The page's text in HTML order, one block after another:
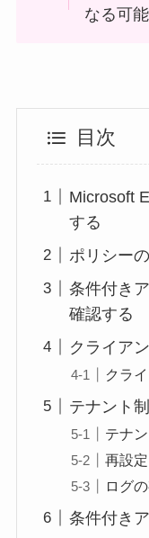
なる可
目次
Microsoft
する
ポリシー
条件付き
確認する
クライア
クラ
テナント
テナ
再設定
ログ
条件付き